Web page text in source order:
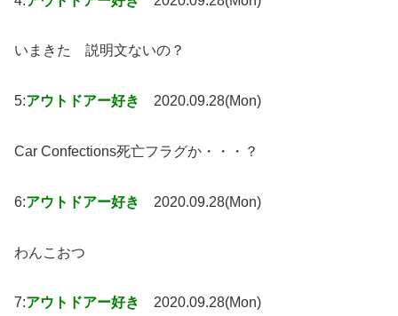
いまきた 説明文ないの？
5:アウトドアー好き 2020.09.28(Mon)
Car Confections死亡フラグか・・・？
6:アウトドアー好き 2020.09.28(Mon)
わんこおつ
7:アウトドアー好き 2020.09.28(Mon)